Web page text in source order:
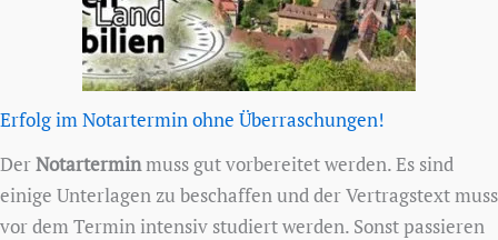
Erfolg im Notartermin ohne Überraschungen!
DerNotarterminmuss gut vorbereitet werden. Es sind
einige Unterlagen zu beschaffen und der Vertragstext muss
vor dem Termin intensiv studiert werden. Sonst passieren